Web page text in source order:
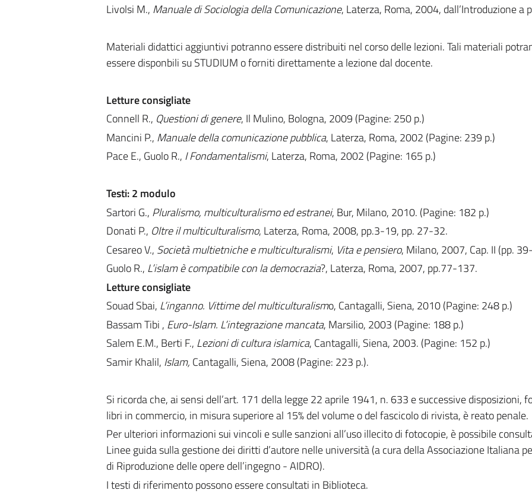
Livolsi M., Manuale di Sociologia della Comunicazione, Laterza, Roma, 2004, dall’Introduzione a
Materiali didattici aggiuntivi potranno essere distribuiti nel corso delle lezioni. Tali materiali
essere disponbili su STUDIUM o forniti direttamente a lezione dal docente.
Letture consigliate
Connell R., Questioni di genere, Il Mulino, Bologna, 2009 (Pagine: 250 p.)
Mancini P., Manuale della comunicazione pubblica, Laterza, Roma, 2002 (Pagine: 239 p.)
Pace E., Guolo R., I Fondamentalismi, Laterza, Roma, 2002 (Pagine: 165 p.)
Testi: 2 modulo
Sartori G., Pluralismo, multiculturalismo ed estranei, Bur, Milano, 2010. (Pagine: 182 p.)
Donati P., Oltre il multiculturalismo, Laterza, Roma, 2008, pp.3-19, pp. 27-32.
Cesareo V., Società multietniche e multiculturalismi, Vita e pensiero, Milano, 2007, Cap. II (pp.
Guolo R., L’islam è compatibile con la democrazia?, Laterza, Roma, 2007, pp.77-137.
Letture consigliate
Souad Sbai, L’inganno. Vittime del multiculturalismo, Cantagalli, Siena, 2010 (Pagine: 248 p.)
Bassam Tibi , Euro-Islam. L’integrazione mancata, Marsilio, 2003 (Pagine: 188 p.)
Salem E.M., Berti F., Lezioni di cultura islamica, Cantagalli, Siena, 2003. (Pagine: 152 p.)
Samir Khalil, Islam, Cantagalli, Siena, 2008 (Pagine: 223 p.).
Si ricorda che, ai sensi dell’art. 171 della legge 22 aprile 1941, n. 633 e successive disposizioni,
libri in commercio, in misura superiore al 15% del volume o del fascicolo di rivista, è reato penale.
Per ulteriori informazioni sui vincoli e sulle sanzioni all’uso illecito di fotocopie, è possibile
Linee guida sulla gestione dei diritti d’autore nelle università (a cura della Associazione Italiana
di Riproduzione delle opere dell’ingegno - AIDRO).
I testi di riferimento possono essere consultati in Biblioteca.